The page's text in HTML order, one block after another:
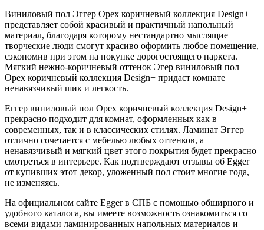
Виниловый пол Эггер Орех коричневый коллекция Design+
представляет собой красивый и практичный напольный
материал, благодаря которому нестандартно мыслящие
творческие люди смогут красиво оформить любое помещение,
сэкономив при этом на покупке дорогостоящего паркета.
Мягкий нежно-коричневый оттенок Эгер виниловый пол
Орех коричневый коллекция Design+ придаст комнате
ненавязчивый шик и легкость.
Еггер виниловый пол Орех коричневый коллекция Design+
прекрасно подходит для комнат, оформленных как в
современных, так и в классических стилях. Ламинат Эггер
отлично сочетается с мебелью любых оттенков, а
ненавязчивый и мягкий цвет этого покрытия будет прекрасно
смотреться в интерьере. Как подтверждают отзывы об Egger
от купивших этот декор, уложенный пол стоит многие года,
не изменяясь.
На официальном сайте Egger в СПБ с помощью обширного и
удобного каталога, вы имеете возможность ознакомиться со
всеми видами ламинированных напольных материалов и